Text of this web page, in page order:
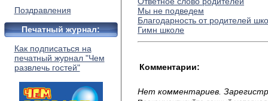
Поздравления
Печатный журнал:
Как подписаться на
печатный журнал "Чем
развлечь гостей"
Мы не подведем
Благодарность от родителей
Гимн школе
Комментарии:
Нет комментариев.